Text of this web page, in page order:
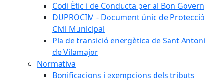
Codi Ètic i de Conducta per al Bon Govern
DUPROCIM - Document únic de Protecció
Civil Municipal
Pla de transició energètica de Sant Antoni
de Vilamajor
Normativa
Bonificacions i exempcions dels tributs